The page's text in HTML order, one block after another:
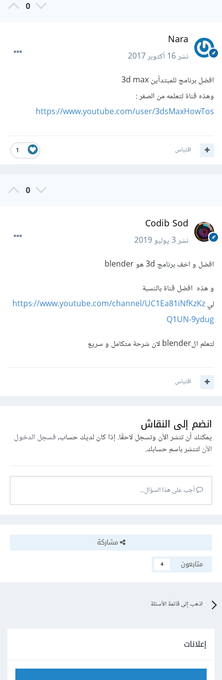
0
Nara
نشر16 أكتوبر 2017
افضل برنامج للمبتدأين 3d max
وهذه قناة لتعلمه من الصفر :
https://www.youtube.com/user/3dsMaxHowTos
1 اقتباس
0
Codib Sod
نشر3 يوليو 2019
افضل و اخف برنامج 3d هو blender
و هذه افضل قناة بالنسبة
ليhttps://www.youtube.com/channel/UC1Ea81iNfKzKz
Q1UN-9ydug
لتعلم الblender لان شرحة متكامل و سريع
اقتباس
انضم إلى النقاش
يمكنك أن تنشر الآن وتسجل لاحقًا. إذا كان لديك حساب،فسجل الدخول
الآنلتنشر باسم حسابك.
أجب على هذا السؤال...
مشاركة
متابعون
4
اذهب إلى قائمة الأسئلة
إعلانات